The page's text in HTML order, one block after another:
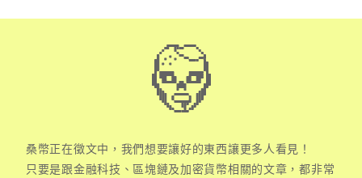
桑幣正在徵文中，我們想要讓好的東西讓更多人看見！
只要是跟金融科技、區塊鏈及加密貨幣相關的文章，都非常